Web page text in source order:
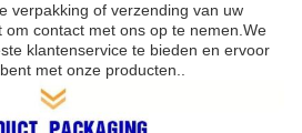
verpakking of verzending van uw
om contact met ons op te nemen.We
klantenservice te bieden en ervoor
met onze producten..